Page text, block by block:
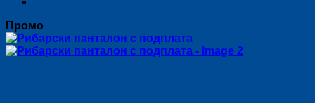
Промо